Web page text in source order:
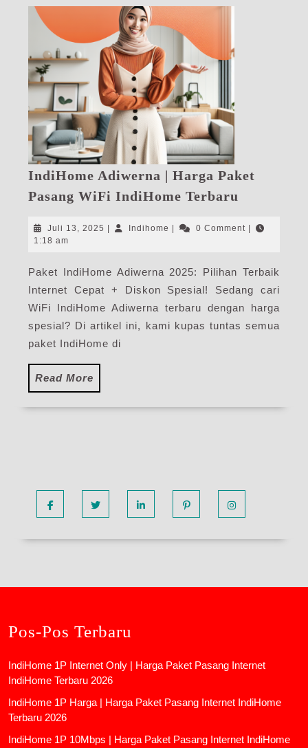
IndiHome Adiwerna | Harga Paket
Pasang WiFi IndiHome Terbaru
|
Pasang
WiFi
IndiHome
Terbaru
Juli 13, 2025 Juli
| Indihome Indihome
| 0 Comment |
1:18 am
Paket IndiHome Adiwerna 2025: Pilihan Terbaik
Internet Cepat + Diskon Spesial! Sedang cari
WiFi IndiHome Adiwerna terbaru dengan harga
spesial? Di artikel ini, kami kupas tuntas semua
paket IndiHome di
Read More
More
Pos-Pos Terbaru
IndiHome 1P Internet Only | Harga Paket Pasang Internet
IndiHome Terbaru 2026
IndiHome 1P Harga | Harga Paket Pasang Internet IndiHome
Terbaru 2026
IndiHome 1P 10Mbps | Harga Paket Pasang Internet IndiHome